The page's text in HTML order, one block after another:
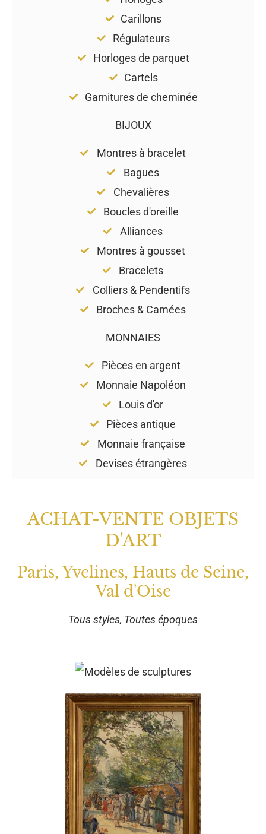
Carillons
Régulateurs
Horloges de parquet
Cartels
Garnitures de cheminée
BIJOUX
Montres à bracelet
Bagues
Chevalières
Boucles d'oreille
Alliances
Montres à gousset
Bracelets
Colliers & Pendentifs
Broches & Camées
MONNAIES
Pièces en argent
Monnaie Napoléon
Louis d'or
Pièces antique
Monnaie française
Devises étrangères
ACHAT-VENTE OBJETS
D'ART
Paris, Yvelines, Hauts de Seine,
Val d'Oise
Tous styles, Toutes époques